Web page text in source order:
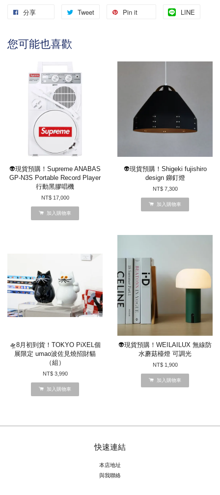
分享 Tweet Pin it LINE
您可能也喜歡
👽現貨預購！Supreme ANABAS
GP-N3S Portable Record Player
行動黑膠唱機
NT$ 17,000
加入購物車
👽現貨預購！Shigeki fujishiro
design 鉚釘燈
NT$ 7,300
加入購物車
🛸8月初到貨！TOKYO PiXEL個
展限定 umao波佐見燒招財貓
（組）
NT$ 3,990
加入購物車
👽現貨預購！WEILAILUX 無線防
水蘑菇檯燈 可調光
NT$ 1,900
加入購物車
快速連結
本店地址
與我聯絡